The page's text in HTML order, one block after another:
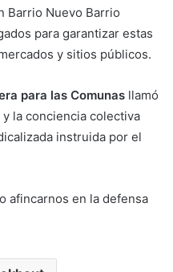
Barrio Nuevo Barrio
para garantizar estas
y sitios públicos.
para las Comunas llamó
la conciencia colectiva
instruida por el
afincarnos en la defensa